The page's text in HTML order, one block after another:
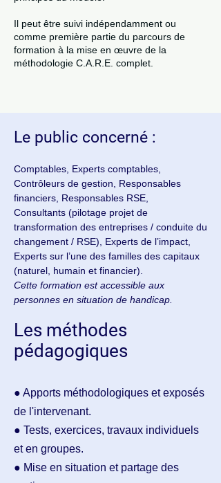
Il peut être suivi indépendamment ou
comme première partie du parcours de
formation à la mise en œuvre de la
méthodologie C.A.R.E. complet.
Le public concerné :
Comptables, Experts comptables,
Contrôleurs de gestion, Responsables
financiers, Responsables RSE,
Consultants (pilotage projet de
transformation des entreprises / conduite du
changement / RSE), Experts de l’impact,
Experts sur l’une des familles des capitaux
(naturel, humain et financier).
Cette formation est accessible aux
personnes en situation de handicap.
Les méthodes
pédagogiques
● Apports méthodologiques et exposés
de l'intervenant.
● Tests, exercices, travaux individuels
et en groupes.
● Mise en situation et partage des